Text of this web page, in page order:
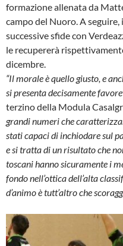
formazione allenata da
campo del Nuoro. A
successive sfide con
le recupererà
dicembre.
“Il morale è quello giusto, e
si presenta decisamente
terzino della Modula
grandi numeri che
stati capaci di inchiodare sul
e si tratta di un risultato che
toscani hanno sicuramente i
fondo nell’ottica dell’alta
d’animo è tutt’altro che